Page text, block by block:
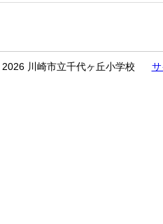
川崎市立千代ヶ丘小学校